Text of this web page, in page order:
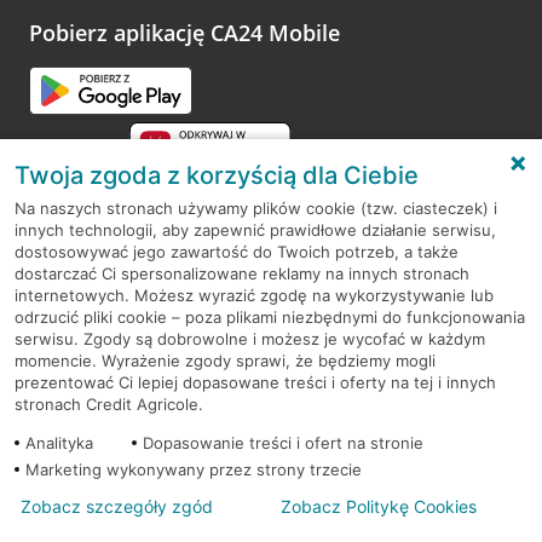
opinie.
Pobierz aplikację CA24 Mobile
RODO
Regulamin serwisu
Mapa serwisu
PolitykaCookies
© 2026 Credit Agricole Bank Polska S.A. Wszelkie prawa zastrzeżone
Twoja zgoda z korzyścią dla Ciebie
Na naszych stronach używamy plików cookie (tzw. ciasteczek) i
innych technologii, aby zapewnić prawidłowe działanie serwisu,
dostosowywać jego zawartość do Twoich potrzeb, a także
dostarczać Ci spersonalizowane reklamy na innych stronach
internetowych. Możesz wyrazić zgodę na wykorzystywanie lub
odrzucić pliki cookie – poza plikami niezbędnymi do funkcjonowania
serwisu. Zgody są dobrowolne i możesz je wycofać w każdym
momencie. Wyrażenie zgody sprawi, że będziemy mogli
prezentować Ci lepiej dopasowane treści i oferty na tej i innych
stronach Credit Agricole.
Analityka
Dopasowanie treści i ofert na stronie
Marketing wykonywany przez strony trzecie
Zobacz szczegóły zgód Zobacz Politykę Cookies